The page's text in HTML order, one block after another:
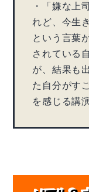
・「嫌な上
れど、今生
という言葉
されている
が、結果も
た自分がす
を感じる講